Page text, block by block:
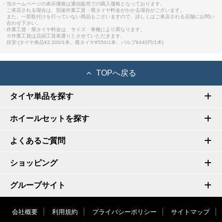
・当ホームページの表示価格は通信販売での購入価格となっております。
ご来店される場合は、別途作業工賃・廃タイヤ料金がかかる場合がございます。
また、一部取付けを行っていない商品もございますので、詳しくはご来店される店舗にお問い
合わせ下さい。
・作業工賃・廃タイヤ料金は、サイズ・車種により異なります。
※作業工賃は店頭工賃表通りとさせていただきます。
目安:(タイヤ単品¥2,200/1本、廃タイヤ¥550/1本、バルブ¥440円/1本)
TOPへ戻る
タイヤ単品を探す
ホイールセットを探す
よくあるご質問
ショッピング
グループサイト
会社概要 利用規約 プライバシーポリシー
サイトマップ